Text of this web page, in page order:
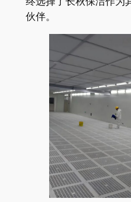
伙伴。